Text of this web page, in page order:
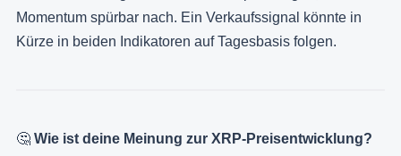
Momentum spürbar nach. Ein Verkaufssignal könnte in
Kürze in beiden Indikatoren auf Tagesbasis folgen.
🤔 Wie ist deine Meinung zur XRP-Preisentwicklung?